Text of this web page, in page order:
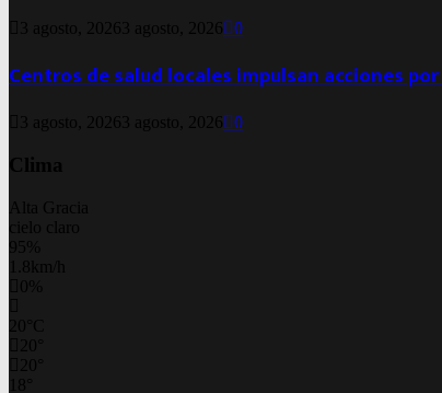
3 agosto, 2026 3 agosto, 2026 0
Centros de salud locales impulsan acciones
3 agosto, 2026 3 agosto, 2026 0
Clima
Alta Gracia
cielo claro
95%
1.8km/h
0%
20 C
20
20
18